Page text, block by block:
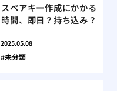
スペアキー作成にかかる
時間、即日？持ち込み？
2025.05.08
未分類